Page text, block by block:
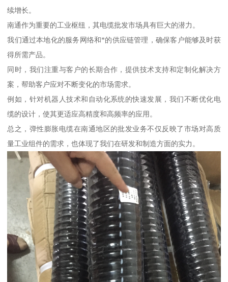
续增长。
南通作为重要的工业枢纽，其电缆批发市场具有巨大的潜力。
我们通过本地化的服务网络和*的供应链管理，确保客户能够及时获
得所需产品。
同时，我们注重与客户的长期合作，提供技术支持和定制化解决方
案，帮助客户应对不断变化的市场需求。
例如，针对机器人技术和自动化系统的快速发展，我们不断优化电
缆的设计，使其更适应高精度和高频率的应用。
总之，弹性膨胀电缆在南通地区的批发业务不仅反映了市场对高质
量工业组件的需求，也体现了我们在研发和制造方面的实力。